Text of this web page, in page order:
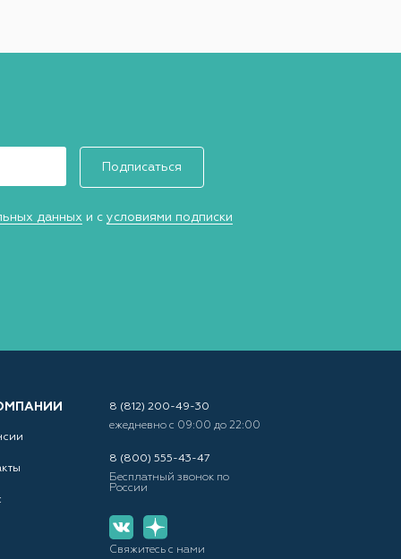
Подписаться
данных и с условиями подписки
8 (812) 200-49-30
ежедневно с 09:00 до 22:00
8 (800) 555-43-47
Бесплатный звонок по
России
Свяжитесь с нами